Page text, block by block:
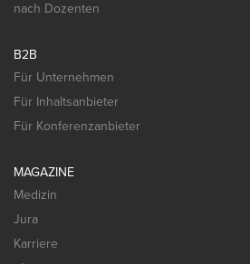
nach Dozenten
B2B
Für Unternehmen
Für Inhaltsanbieter
Für Konferenzanbieter
MAGAZINE
Medizin
Jura
Karriere